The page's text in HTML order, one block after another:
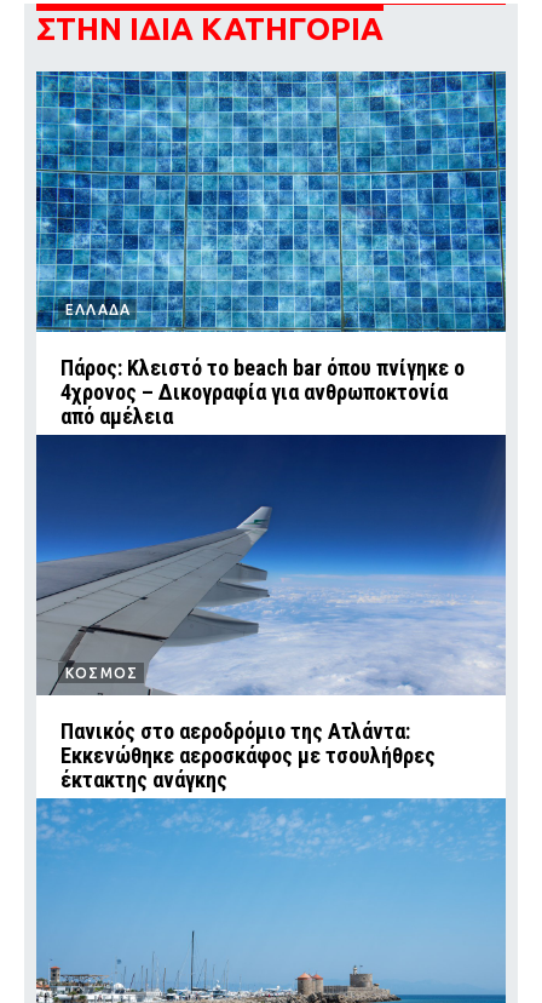
ΣΤΗΝ ΙΔΙΑ ΚΑΤΗΓΟΡΙΑ
ΕΛΛΑΔΑ
Πάρος: Κλειστό το beach bar όπου πνίγηκε ο
4χρονος – Δικογραφία για ανθρωποκτονία
από αμέλεια
ΚΟΣΜΟΣ
Πανικός στο αεροδρόμιο της Ατλάντα:
Εκκενώθηκε αεροσκάφος με τσουλήθρες
έκτακτης ανάγκης